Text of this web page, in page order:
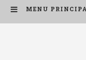
MENU